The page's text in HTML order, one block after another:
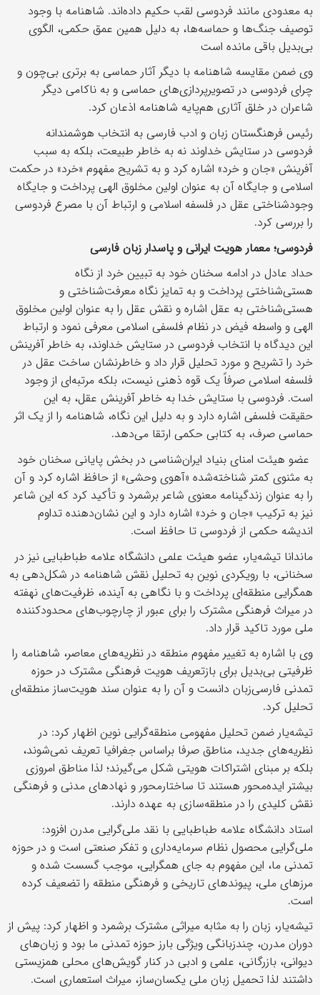
به معدودی مانند فردوسی لقب حکیم داده‌اند. شاهنامه با وجود
توصیف جنگ‌ها و حماسه‌ها، به دلیل همین عمق حکمی، الگوی
بی‌بدیل باقی مانده است
وی ضمن مقایسه شاهنامه با دیگر آثار حماسی به برتری بی‌چون و
چرای فردوسی در تصویرپردازی‌های حماسی و به ناکامی دیگر
شاعران در خلق آثاری هم‌پایه شاهنامه اذعان کرد.
رئیس فرهنگستان زبان و ادب فارسی به انتخاب هوشمندانه
فردوسی در ستایش خداوند نه به خاطر طبیعت، بلکه به سبب
آفرینش «جان و خرد» اشاره کرد و به تشریح مفهوم «خرد» در حکمت
اسلامی و جایگاه آن به عنوان اولین مخلوق الهی پرداخت و جایگاه
وجودشناختی عقل در فلسفه اسلامی و ارتباط آن با مصرع فردوسی
را بررسی کرد.
فردوسی؛ معمار هویت ایرانی و پاسدار زبان فارسی
حداد عادل در ادامه سخنان خود به تبیین خرد از نگاه
هستی‌شناختی پرداخت و به تمایز نگاه معرفت‌شناختی و
هستی‌شناختی به عقل اشاره و نقش عقل را به عنوان اولین مخلوق
الهی و واسطه فیض در نظام فلسفی اسلامی معرفی نمود و ارتباط
این دیدگاه با انتخاب فردوسی در ستایش خداوند، به خاطر آفرینش
خرد را تشریح و مورد تحلیل قرار داد و خاطرنشان ساخت عقل در
فلسفه اسلامی صرفاً یک قوه ذهنی نیست، بلکه مرتبه‌ای از وجود
است. فردوسی با ستایش خدا به خاطر آفرینش عقل، به این
حقیقت فلسفی اشاره دارد و به دلیل این نگاه، شاهنامه را از یک اثر
حماسی صرف، به کتابی حکمی ارتقا می‌دهد.
عضو هیئت امنای بنیاد ایران‌شناسی در بخش پایانی سخنان خود
به مثنوی کمتر شناخته‌شده «آهوی وحشی» از حافظ اشاره کرد و آن
را به عنوان زندگینامه معنوی شاعر برشمرد و تأکید کرد که این شاعر
نیز به ترکیب «جان و خرد» اشاره دارد و این نشان‌دهنده تداوم
اندیشه حکمی از فردوسی تا حافظ است.
ماندانا تیشه‌یار، عضو هیئت علمی دانشگاه علامه طباطبایی نیز در
سخنانی، با رویکردی نوین به تحلیل نقش شاهنامه در شکل‌دهی به
همگرایی منطقه‌ای پرداخت و با نگاهی به آینده، ظرفیت‌های نهفته
در میراث فرهنگی مشترک را برای عبور از چارچوب‌های محدودکننده
ملی مورد تاکید قرار داد.
وی با اشاره به تغییر مفهوم منطقه در نظریه‌های معاصر، شاهنامه را
ظرفیتی بی‌بدیل برای بازتعریف هویت فرهنگی مشترک در حوزه
تمدنی فارسی‌زبان دانست و آن را به عنوان سند هویت‌ساز منطقه‌ای
تحلیل کرد.
تیشه‌یار ضمن تحلیل مفهومی منطقه‌گرایی نوین اظهار کرد: در
نظریه‌های جدید، مناطق صرفا براساس جغرافیا تعریف نمی‌شوند،
بلکه بر مبنای اشتراکات هویتی شکل می‌گیرند؛ لذا مناطق امروزی
بیشتر ایده‌محور هستند تا ساختارمحور و نهادهای مدنی و فرهنگی
نقش کلیدی را در منطقه‌سازی به عهده دارند.
استاد دانشگاه علامه طباطبایی با نقد ملی‌گرایی مدرن افزود:
ملی‌گرایی محصول نظام سرمایه‌داری و تفکر صنعتی است و در حوزه
تمدنی ما، این مفهوم به جای همگرایی، موجب گسست شده و
مرزهای ملی، پیوندهای تاریخی و فرهنگی منطقه را تضعیف کرده‌
است.
تیشه‌یار، زبان را به مثابه میراثی مشترک برشمرد و اظهار کرد: پیش از
دوران مدرن، چندزبانگی ویژگی بارز حوزه تمدنی ما بود و زبان‌های
دیوانی، بازرگانی، علمی و ادبی در کنار گویش‌های محلی همزیستی
داشتند لذا تحمیل زبان ملی یکسان‌ساز، میراث استعماری است.